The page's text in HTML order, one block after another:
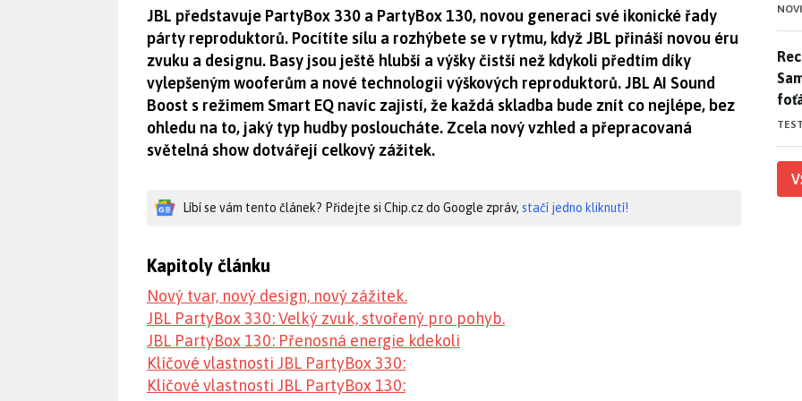
JBL představuje PartyBox 330 a PartyBox 130, novou generaci své ikonické řady
párty reproduktorů. Pocítíte sílu a rozhýbete se v rytmu, když JBL přináší novou éru
zvuku a designu. Basy jsou ještě hlubší a výšky čistší než kdykoli předtím díky
vylepšeným wooferům a nové technologii výškových reproduktorů. JBL AI Sound
Boost s režimem Smart EQ navíc zajistí, že každá skladba bude znít co nejlépe, bez
ohledu na to, jaký typ hudby posloucháte. Zcela nový vzhled a přepracovaná
světelná show dotvářejí celkový zážitek.
Líbí se vám tento článek? Přidejte si Chip.cz do Google zpráv, stačí jedno kliknutí!
Kapitoly článku
Nový tvar, nový design, nový zážitek.
JBL PartyBox 330: Velký zvuk, stvořený pro pohyb.
JBL PartyBox 130: Přenosná energie kdekoli
Klíčové vlastnosti JBL PartyBox 330:
Klíčové vlastnosti JBL PartyBox 130: